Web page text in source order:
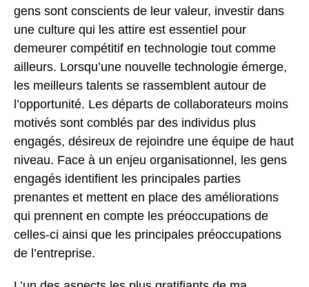
gens sont conscients de leur valeur, investir dans
une culture qui les attire est essentiel pour
demeurer compétitif en technologie tout comme
ailleurs. Lorsqu’une nouvelle technologie émerge,
les meilleurs talents se rassemblent autour de
l’opportunité. Les départs de collaborateurs moins
motivés sont comblés par des individus plus
engagés, désireux de rejoindre une équipe de haut
niveau. Face à un enjeu organisationnel, les gens
engagés identifient les principales parties
prenantes et mettent en place des améliorations
qui prennent en compte les préoccupations de
celles-ci ainsi que les principales préoccupations
de l’entreprise.